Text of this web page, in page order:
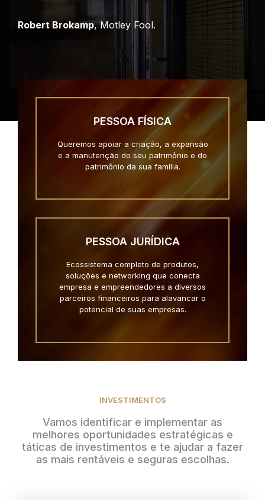
Robert Brokamp, Motley Fool.
PESSOA FÍSICA
Queremos apoiar a criação, a expansão
e a manutenção do seu patrimônio e do
patrimônio da sua família.
PESSOA JURÍDICA
Ecossistema completo de produtos,
soluções e networking que conecta
empresa e empreendedores a diversos
parceiros financeiros para alavancar o
potencial de suas empresas.
INVESTIMENTOS
Vamos identificar e implementar as
melhores oportunidades estratégicas e
táticas de investimentos e te ajudar a fazer
as mais rentáveis e seguras escolhas.